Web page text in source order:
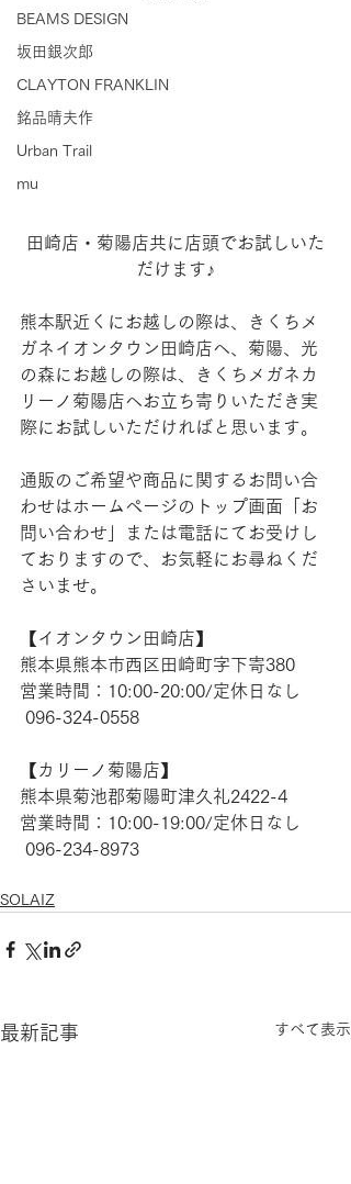
BEAMS DESIGN
坂田銀次郎
CLAYTON FRANKLIN
銘品晴夫作
Urban Trail
mu
田崎店・菊陽店共に店頭でお試しいた
だけます♪
熊本駅近くにお越しの際は、きくちメ
ガネイオンタウン田崎店へ、菊陽、光
の森にお越しの際は、きくちメガネカ
リーノ菊陽店へお立ち寄りいただき実
際にお試しいただければと思います。
通販のご希望や商品に関するお問い合
わせはホームページのトップ画面「お
問い合わせ」または電話にてお受けし
ておりますので、お気軽にお尋ねくだ
さいませ。
【​イオンタウン田崎店】
熊本県熊本市西区田崎町字下寄380
営業時間：10:00-20:00/定休日なし
096-324-0558
【​カリーノ菊陽店】
熊本県菊池郡菊陽町津久礼2422-4
営業時間：10:00-19:00/定休日なし
096-234-8973
SOLAIZ
最新記事 すべて表示